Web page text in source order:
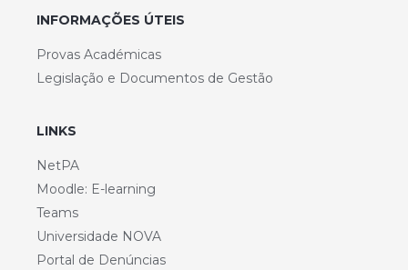
INFORMAÇÕES ÚTEIS
Provas Académicas
Legislação e Documentos de Gestão
LINKS
NetPA
Moodle: E-learning
Teams
Universidade NOVA
Portal de Denúncias